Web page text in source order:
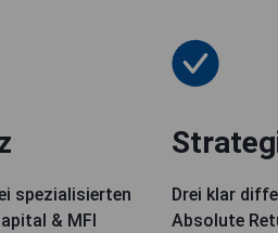
spezialisierten
& MFI
Drei klar
Absolute